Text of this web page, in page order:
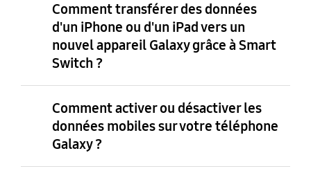
Comment transférer des données
d'un iPhone ou d'un iPad vers un
nouvel appareil Galaxy grâce à Smart
Switch ?
Comment activer ou désactiver les
données mobiles sur votre téléphone
Galaxy ?